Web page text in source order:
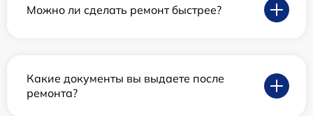
Можно ли сделать ремонт быстрее?
Какие документы вы выдаете после
ремонта?